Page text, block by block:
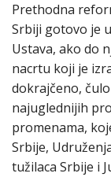
Prethodna
Srbiji gotovo je
Ustava, ako do
nacrtu koji je
dokrajčeno,
najuglednijih
promenama,
Srbije,
tužilaca Srbije i